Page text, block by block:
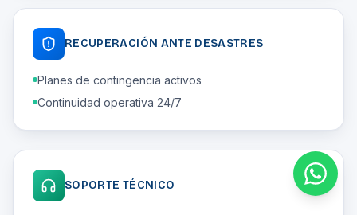
RECUPERACIÓN ANTE DESASTRES
Planes de contingencia activos
Continuidad operativa 24/7
SOPORTE TÉCNICO